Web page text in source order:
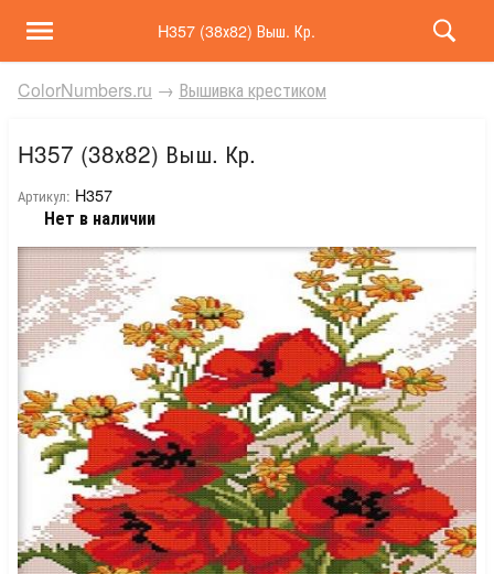
H357 (38х82) Выш. Кр.
ColorNumbers.ru → Вышивка крестиком
H357 (38х82) Выш. Кр.
Артикул: H357
Нет в наличии